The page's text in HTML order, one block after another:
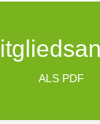
ALS PDF